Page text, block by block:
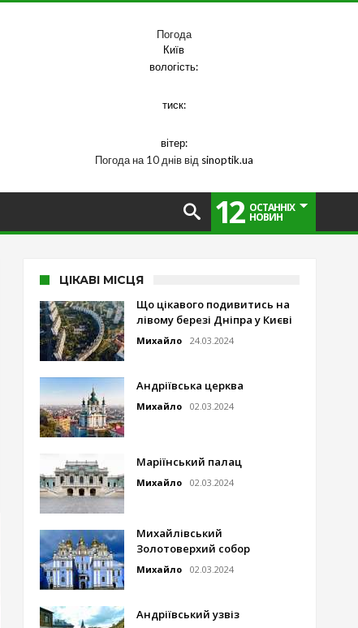
Погода
Київ
вологість:
тиск:
вітер:
Погода на 10 днів від sinoptik.ua
12 ОСТАННІХ
НОВИН
ЦІКАВІ МІСЦЯ
Що цікавого подивитись на
лівому березі Дніпра у Києві
Михайло 24.03.2024
Андріївська церква
Михайло 02.03.2024
Маріїнський палац
Михайло 02.03.2024
Михайлівський
Золотоверхий собор
Михайло 02.03.2024
Андріївський узвіз